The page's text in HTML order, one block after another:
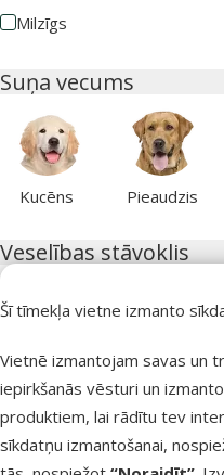
Šī tīmekļa vietne izmanto
Vietnē izmantojam savas un
iepirkšanās vēsturi un
produktiem, lai rādītu tev
sīkdatņu izmantošanai,
Milzīgs
Suņa vecums
Kucēns Pieaudzis
Veselības stāvoklis
Aknu veselībai
Alerģijas
Apmatojuma izkrišana